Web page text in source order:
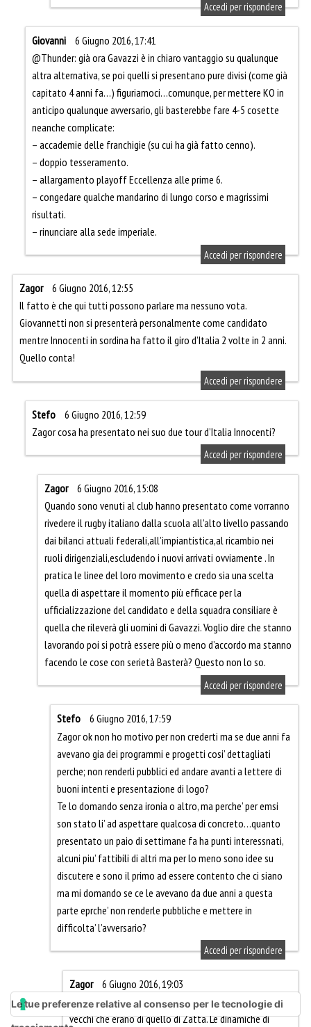
Accedi per rispondere
Giovanni
6 Giugno 2016, 17:41
@Thunder: già ora Gavazzi è in chiaro vantaggio su qualunque
altra alternativa, se poi quelli si presentano pure divisi (come già
capitato 4 anni fa…) figuriamoci…comunque, per mettere KO in
anticipo qualunque avversario, gli basterebbe fare 4-5 cosette
neanche complicate:
– accademie delle franchigie (su cui ha già fatto cenno).
– doppio tesseramento.
– allargamento playoff Eccellenza alle prime 6.
– congedare qualche mandarino di lungo corso e magrissimi
risultati.
– rinunciare alla sede imperiale.
Accedi per rispondere
Zagor
6 Giugno 2016, 12:55
Il fatto è che qui tutti possono parlare ma nessuno vota.
Giovannetti non si presenterà personalmente come candidato
mentre Innocenti in sordina ha fatto il giro d’Italia 2 volte in 2 anni.
Quello conta!
Accedi per rispondere
Stefo
6 Giugno 2016, 12:59
Zagor cosa ha presentato nei suo due tour d’Italia Innocenti?
Accedi per rispondere
Zagor
6 Giugno 2016, 15:08
Quando sono venuti al club hanno presentato come vorranno
rivedere il rugby italiano dalla scuola all’alto livello passando
dai bilanci attuali federali,all’impiantistica,al ricambio nei
ruoli dirigenziali,escludendo i nuovi arrivati ovviamente . In
pratica le linee del loro movimento e credo sia una scelta
quella di aspettare il momento più efficace per la
ufficializzazione del candidato e della squadra consiliare è
quella che rileverà gli uomini di Gavazzi. Voglio dire che stanno
lavorando poi si potrà essere più o meno d’accordo ma stanno
facendo le cose con serietà Basterà? Questo non lo so.
Accedi per rispondere
Stefo
6 Giugno 2016, 17:59
Zagor ok non ho motivo per non crederti ma se due anni fa
avevano gia dei programmi e progetti cosi’ dettagliati
perche; non renderli pubblici ed andare avanti a lettere di
buoni intenti e presentazione di logo?
Te lo domando senza ironia o altro, ma perche’ per emsi
son stato li’ ad aspettare qualcosa di concreto…quanto
presentato un paio di settimane fa ha punti interessnati,
alcuni piu’ fattibili di altri ma per lo meno sono idee su
discutere e sono il primo ad essere contento che ci siano
ma mi domando se ce le avevano da due anni a questa
parte eprche’ non renderle pubbliche e mettere in
difficolta’ l’avversario?
Accedi per rispondere
Zagor
6 Giugno 2016, 19:03
Stefo come sai quel programma ha spunti nuovi e
vecchi che erano di quello di Zatta. Le dinamiche di
Le tue preferenze relative al consenso per le tecnologie di